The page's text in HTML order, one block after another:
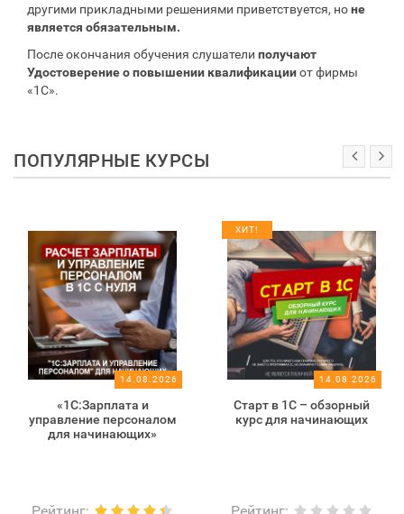
другими прикладными решениями приветствуется, ноне
является обязательным.
После окончания обучения слушатели получают
Удостоверение о повышении квалификацииот фирмы
«1С».
ПОПУЛЯРНЫЕ КУРСЫ
14.08.2026
«1С:Зарплата и
управление персоналом
для начинающих»
ХИТ!
14.08.2026
Старт в 1С – обзорный
курс для начинающих